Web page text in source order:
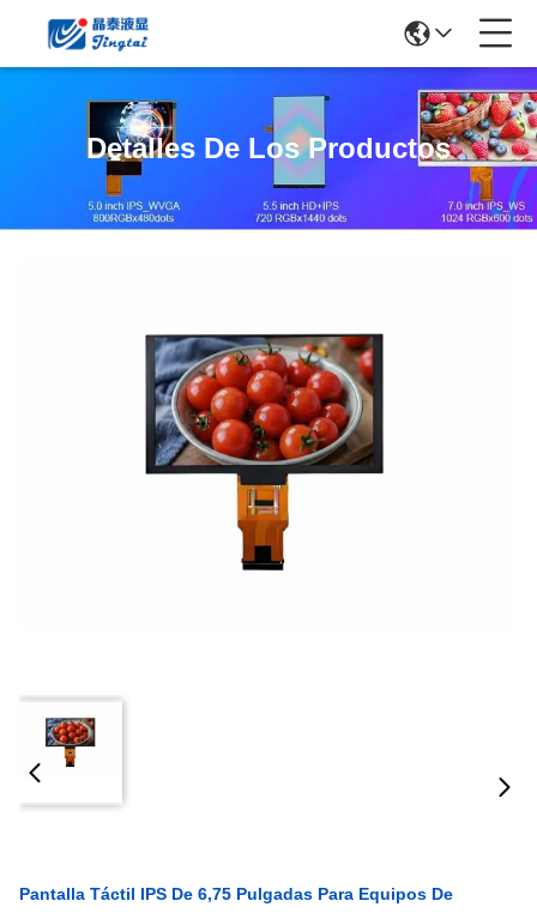
Detalles De Los Productos
Pantalla Táctil IPS De 6,75 Pulgadas Para Equipos De